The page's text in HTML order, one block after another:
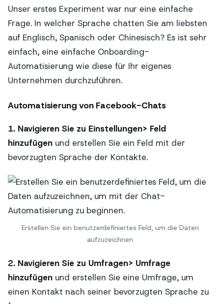
Unser erstes Experiment war nur eine einfache
Frage. In welcher Sprache chatten Sie am liebsten
auf Englisch, Spanisch oder Chinesisch? Es ist sehr
einfach, eine einfache Onboarding-
Automatisierung wie diese für Ihr eigenes
Unternehmen durchzuführen.
Automatisierung von Facebook-Chats
1. Navigieren Sie zu Einstellungen> Feld
hinzufügen und erstellen Sie ein Feld mit der
bevorzugten Sprache der Kontakte.
Erstellen Sie ein benutzerdefiniertes Feld, um die Daten
aufzuzeichnen
2. Navigieren Sie zu Umfragen> Umfrage
hinzufügen und erstellen Sie eine Umfrage, um
einen Kontakt nach seiner bevorzugten Sprache zu